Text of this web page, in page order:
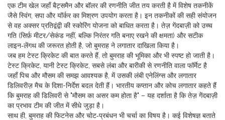
एक टीम खेल जहाँ बैट्समैन और बॉलर की रणनीति जीत तय करती है में विशेष तकनीकें
जैसे स्विंग, सपा और यॉर्कर का मिश्रण उपयोग करता है। इन तकनीकों की सही संयोजन
से वह अक्सर प्रतिद्वंद्वी की स्कोरिंग योजना को बाधित करता है। तेज़ गेंदबाज़ी को उच्च
गति (सिर्फ़ मीटर/सेकंड नहीं, बल्कि निरंतर गति बनाए रखने की क्षमता) और सटीक
लाइन‑लेंगथ की जरूरत होती है, जो बुमराह ने लगातार दाखिला किया है।
जब हम टेस्ट क्रिकेट की बात करते हैं, तो बुमराह की भूमिका और भी स्पष्ट हो जाती है।
टेस्ट क्रिकेट, यानीटेस्ट क्रिकेट सबसे लंबा और बारीकी से रणनीति वाला फॉर्मेट है
जहाँ पिच और मौसम की समझ आवश्यक है , में उसकी लंबी एनेलिंग्स और लगातार
डिलिवरीज़ मैच के दिशा-निर्देश बदल देती हैं। भारतीय कप्तान और कोच लगातार कहते हैं
कि बुमराह की डिलिवरी से "मौसम का असर कम होता है" – यह दर्शाता है कि तेज़ गेंदबाज़ी
का प्रभाव टीम की जीत में सीधे जुड़ा है।
साथ ही, बुमराह की फिटनेस और चोट‑प्रबंधन भी चर्चा का विषय है। कई विशेषज्ञ बताते